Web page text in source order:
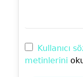
Kullanıcı
metinlerini